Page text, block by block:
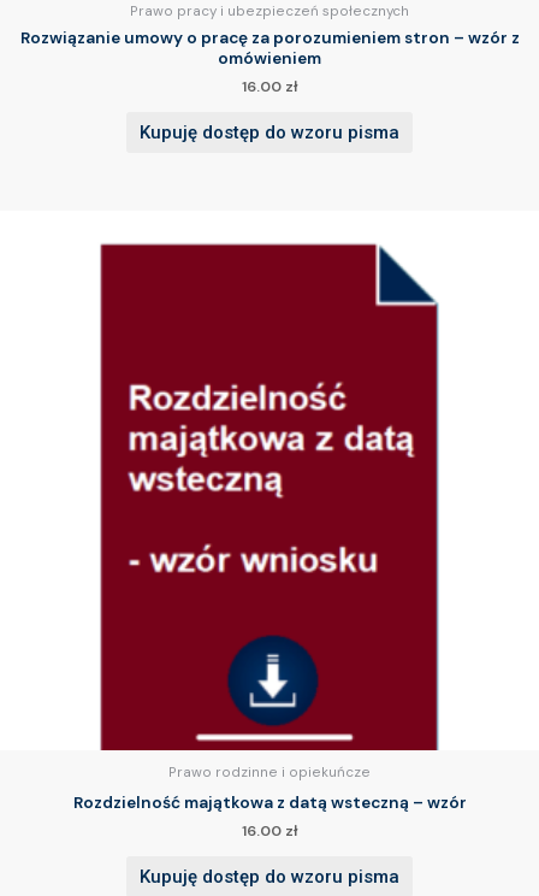
Prawo pracy i ubezpieczeń społecznych
Rozwiązanie umowy o pracę za porozumieniem stron – wzór z
omówieniem
16.00 zł
Kupuję dostęp do wzoru pisma
Prawo rodzinne i opiekuńcze
Rozdzielność majątkowa z datą wsteczną – wzór
16.00 zł
Kupuję dostęp do wzoru pisma